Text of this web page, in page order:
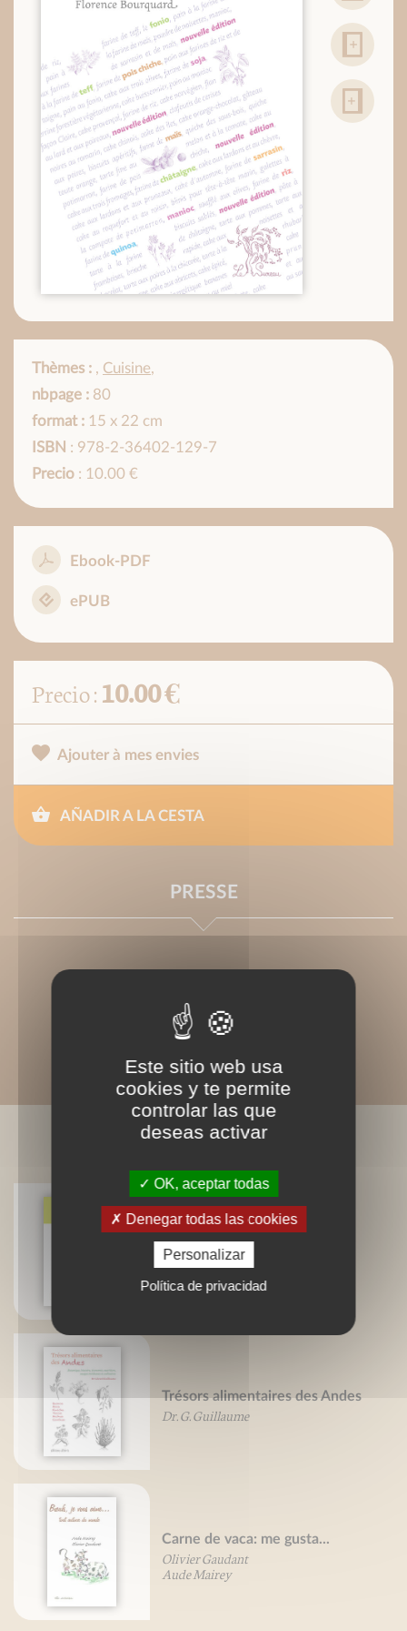
Thèmes : , Cuisine,
nbpage : 80
format : 15 x 22 cm
ISBN : 978-2-36402-129-7
Precio : 10.00 €
Ebook-PDF
ePUB
Precio :10.00 €
Ajouter à mes envies
AÑADIR A LA CESTA
PRESSE
LIVRES ASSOCIÉS
70 recetas para polialérgicos
Trésors alimentaires des Andes
Dr. G. Guillaume
Carne de vaca: me gusta...
Olivier Gaudant
Aude Mairey
Este sitio web usa
cookies y te permite
controlar las que
deseas activar
OK, aceptar todas
Denegar todas las cookies
Personalizar
Política de privacidad